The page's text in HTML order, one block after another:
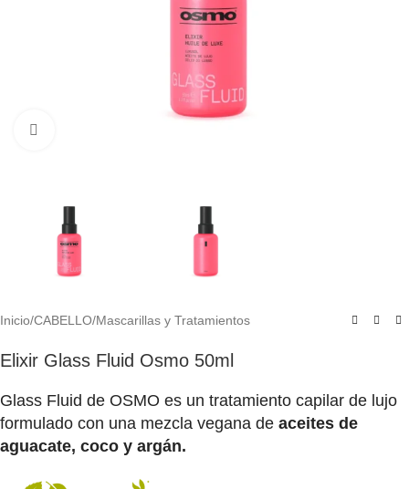
Inicio/CABELLO/Mascarillas y Tratamientos
Elixir Glass Fluid Osmo 50ml
Glass Fluid de OSMO es un tratamiento capilar de lujo
formulado con una mezcla vegana de aceites de
aguacate, coco y argán.